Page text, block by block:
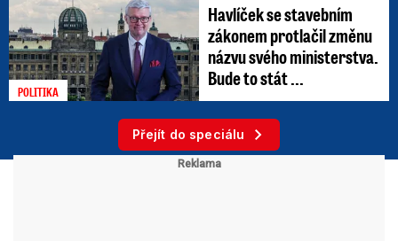
POLITIKA
Havlíček se stavebním
zákonem protlačil změnu
názvu svého ministerstva.
Bude to stát ...
Přejít do speciálu